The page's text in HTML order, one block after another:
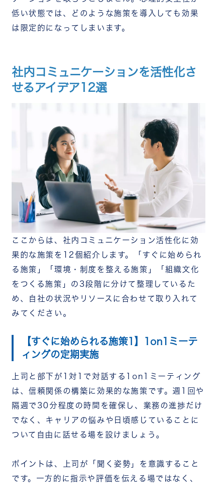
低い状態では、どのような施策を導入しても効果
は限定的になってしまいます。
社内コミュニケーションを活性化さ
せるアイデア12選
ここからは、社内コミュニケーション活性化に効
果的な施策を12個紹介します。「すぐに始められ
る施策」「環境・制度を整える施策」「組織文化
をつくる施策」の3段階に分けて整理しているた
め、自社の状況やリソースに合わせて取り入れて
みてください。
【すぐに始められる施策1】1on1ミーテ
ィングの定期実施
上司と部下が1対1で対話する1on1ミーティング
は、信頼関係の構築に効果的な施策です。週1回や
隔週で30分程度の時間を確保し、業務の進捗だけ
でなく、キャリアの悩みや日頃感じていることに
ついて自由に話せる場を設けましょう。
ポイントは、上司が「聞く姿勢」を意識すること
です。一方的に指示や評価を伝える場ではなく、